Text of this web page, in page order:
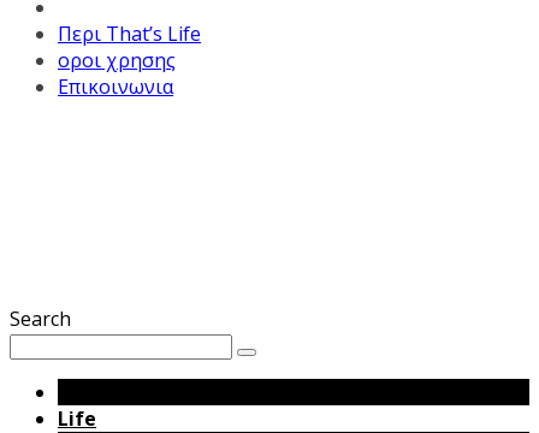
Περι That’s Life
οροι χρησης
Επικοινωνια
Search
Life